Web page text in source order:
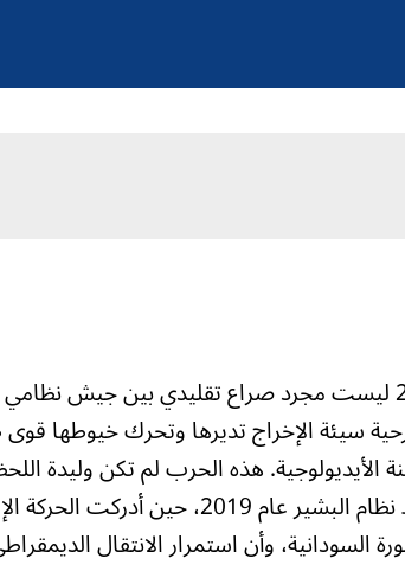
الحرب الدائرة في السودان منذ أبريل 2023 ليست مجرد صراع تقليدي بين
سيئة الإخراج تديرها وتحرك خيوطها
الأيديولوجية. هذه الحرب لم تكن وليدة
كنتيجة لتحركات مدروسة بدأت منذ سقوط نظام البشير عام 2019،
وأن استمرار الانتقال